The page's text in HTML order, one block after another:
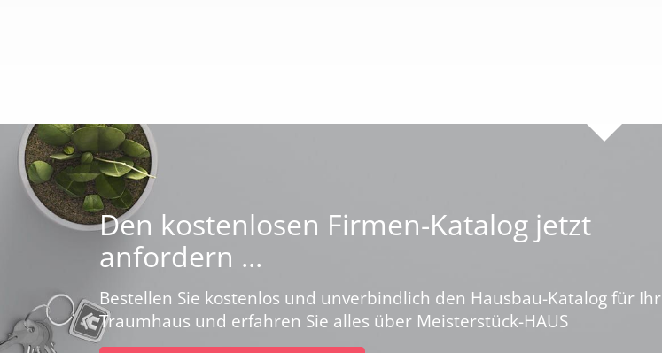
Den kostenlosen Firmen-Katalog jetzt
anfordern ...
Bestellen Sie kostenlos und unverbindlich den Hausbau-Katalog für Ihr
Traumhaus und erfahren Sie alles über Meisterstück-HAUS